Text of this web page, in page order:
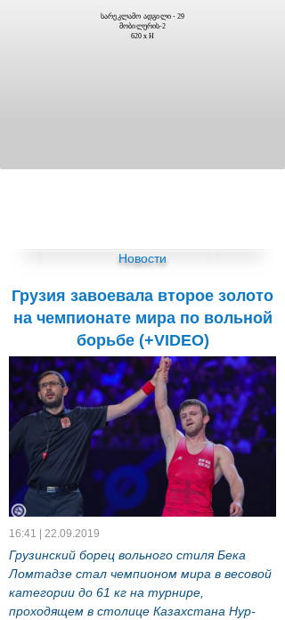
სარეკლამო ადგილი - 29
მობილურის-2
620 x H
Новости
Грузия завоевала второе золото
на чемпионате мира по вольной
борьбе (+VIDEO)
16:41 | 22.09.2019
Грузинский борец вольного стиля Бека
Ломтадзе стал чемпионом мира в весовой
категории до 61 кг на турнире,
проходящем в столице Казахстана Нур-